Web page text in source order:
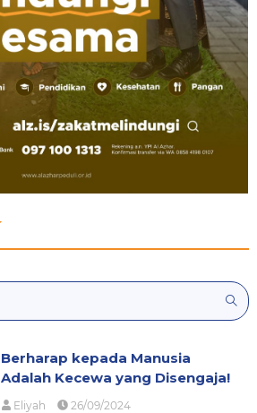
Berharap kepada Manusia
Adalah Kecewa yang Disengaja!
Eliyah 26/09/2024